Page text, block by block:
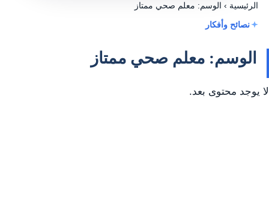
الرئيسية ›الوسم: معلم صحي ممتاز
نصائح وأفكار
الوسم: معلم صحي ممتاز
لا يوجد محتوى بعد.